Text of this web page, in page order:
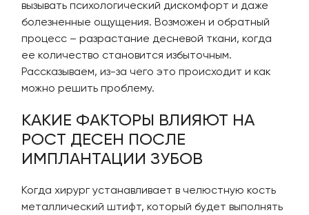
вызывать психологический дискомфорт и даже
болезненные ощущения. Возможен и обратный
процесс – разрастание десневой ткани, когда
ее количество становится избыточным.
Рассказываем, из-за чего это происходит и как
можно решить проблему.
КАКИЕ ФАКТОРЫ ВЛИЯЮТ НА
РОСТ ДЕСЕН ПОСЛЕ
ИМПЛАНТАЦИИ ЗУБОВ
Когда хирург устанавливает в челюстную кость
металлический штифт, который будет выполнять